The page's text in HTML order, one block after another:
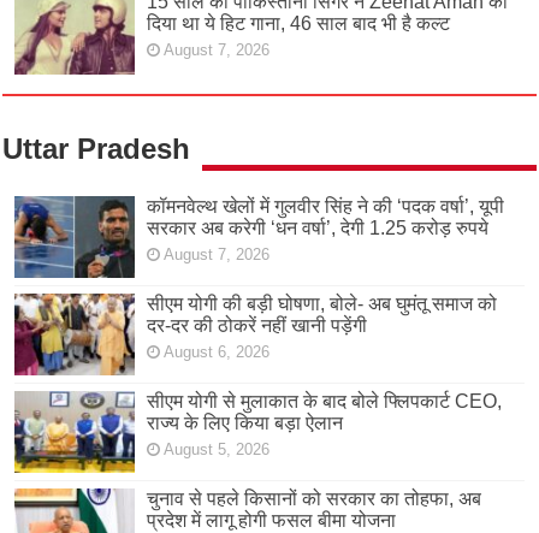
दिया था ये हिट गाना, 46 साल बाद भी है कल्ट
August 7, 2026
Uttar Pradesh
कॉमनवेल्थ खेलों में गुलवीर सिंह ने की ‘पदक वर्षा’, यूपी
सरकार अब करेगी ‘धन वर्षा’, देगी 1.25 करोड़ रुपये
August 7, 2026
सीएम योगी की बड़ी घोषणा, बोले- अब घुमंतू समाज को
दर-दर की ठोकरें नहीं खानी पड़ेंगी
August 6, 2026
सीएम योगी से मुलाकात के बाद बोले फ्लिपकार्ट CEO,
राज्य के लिए किया बड़ा ऐलान
August 5, 2026
चुनाव से पहले किसानों को सरकार का तोहफा, अब
प्रदेश में लागू होगी फसल बीमा योजना